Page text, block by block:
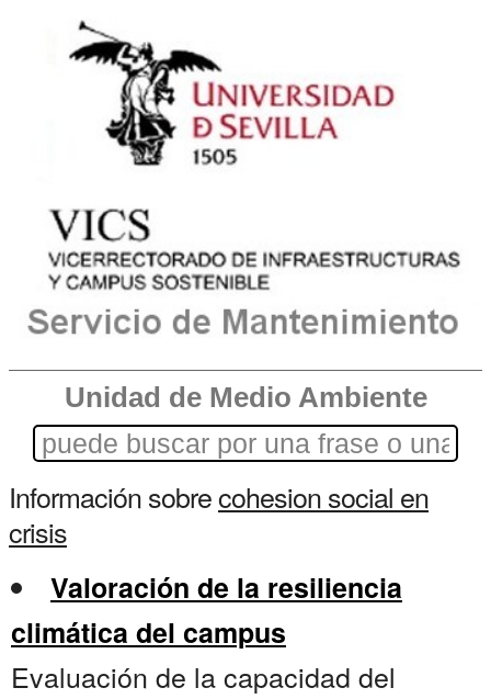
Unidad de Medio Ambiente
Información sobrecohesion social en
crisis
Valoración de la resiliencia
climática del campus
Evaluación de la capacidad del